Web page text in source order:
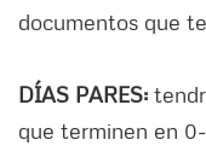
documentos que
DÍAS PARES:
que terminen en